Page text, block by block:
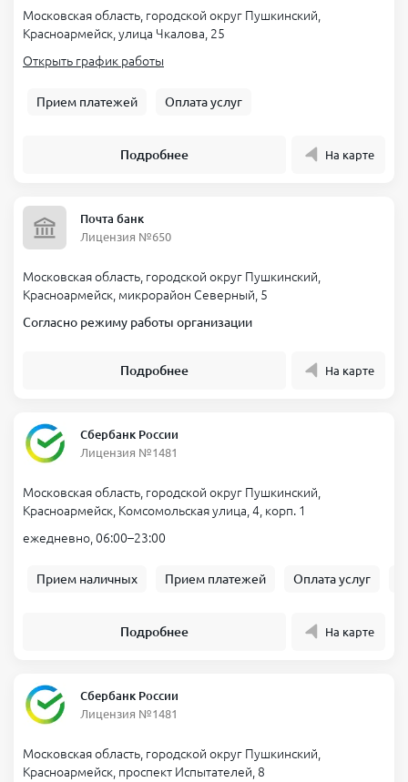
Московская область, городской округ Пушкинский,
Красноармейск, улица Чкалова, 25
Открыть график работы
Прием платежей Оплата услуг
Подробнее На карте
Почта банк
Лицензия №650
Московская область, городской округ Пушкинский,
Красноармейск, микрорайон Северный, 5
Согласно режиму работы организации
Подробнее На карте
Сбербанк России
Лицензия №1481
Московская область, городской округ Пушкинский,
Красноармейск, Комсомольская улица, 4, корп. 1
ежедневно, 06:00–23:00
Прием наличных Прием платежей Оплата услуг
Подробнее На карте
Сбербанк России
Лицензия №1481
Московская область, городской округ Пушкинский,
Красноармейск, проспект Испытателей, 8